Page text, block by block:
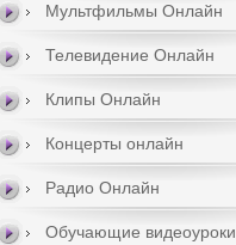
Мультфильмы Онлайн
Телевидение Онлайн
Клипы Онлайн
Концерты онлайн
Радио Онлайн
Обучающие видеоуроки